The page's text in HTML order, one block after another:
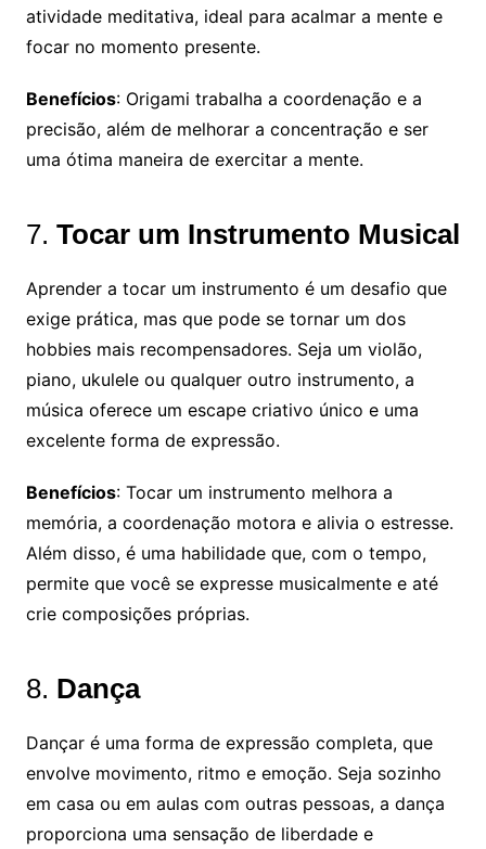
atividade meditativa, ideal para acalmar a mente e
focar no momento presente.
Benefícios: Origami trabalha a coordenação e a
precisão, além de melhorar a concentração e ser
uma ótima maneira de exercitar a mente.
7. Tocar um Instrumento Musical
Aprender a tocar um instrumento é um desafio que
exige prática, mas que pode se tornar um dos
hobbies mais recompensadores. Seja um violão,
piano, ukulele ou qualquer outro instrumento, a
música oferece um escape criativo único e uma
excelente forma de expressão.
Benefícios: Tocar um instrumento melhora a
memória, a coordenação motora e alivia o estresse.
Além disso, é uma habilidade que, com o tempo,
permite que você se expresse musicalmente e até
crie composições próprias.
8. Dança
Dançar é uma forma de expressão completa, que
envolve movimento, ritmo e emoção. Seja sozinho
em casa ou em aulas com outras pessoas, a dança
proporciona uma sensação de liberdade e